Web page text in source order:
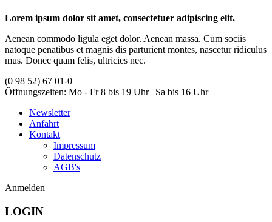
Lorem ipsum dolor sit amet, consectetuer adipiscing elit.
Aenean commodo ligula eget dolor. Aenean massa. Cum sociis
natoque penatibus et magnis dis parturient montes, nascetur ridiculus
mus. Donec quam felis, ultricies nec.
(0 98 52) 67 01-0
Öffnungszeiten: Mo - Fr 8 bis 19 Uhr | Sa bis 16 Uhr
Newsletter
Anfahrt
Kontakt
Impressum
Datenschutz
AGB's
Anmelden
LOGIN